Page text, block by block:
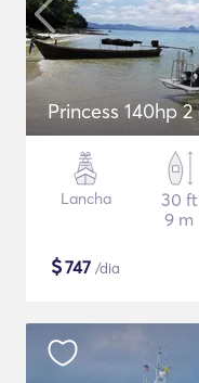
Princess 140hp
Lancha
30 ft
9 m
$747 /dia